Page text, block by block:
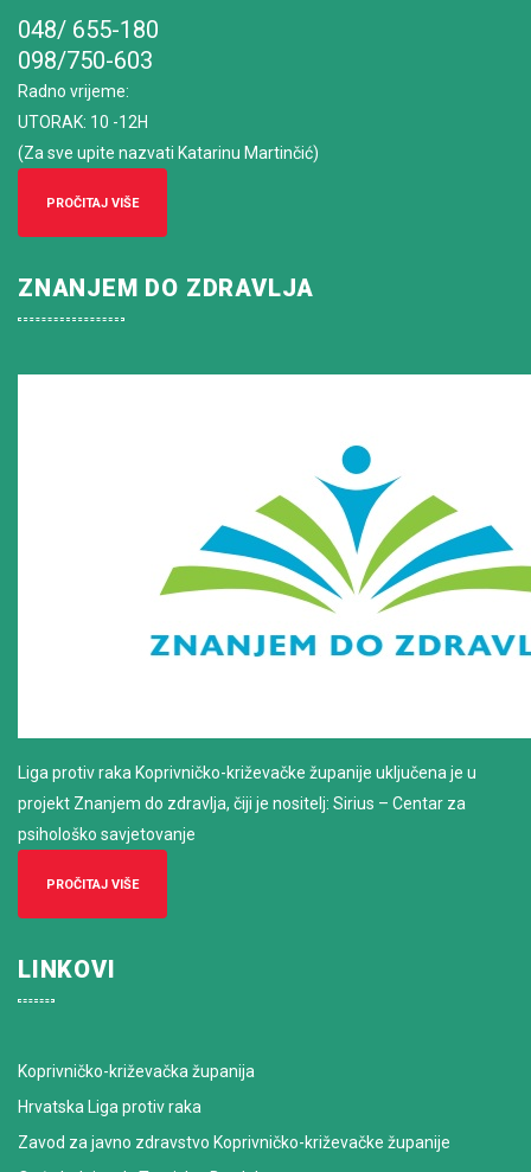
048/ 655-180
098/750-603
Radno vrijeme:
UTORAK: 10 -12H
(Za sve upite nazvati Katarinu Martinčić)
PROČITAJ VIŠE
ZNANJEM DO ZDRAVLJA
Liga protiv raka Koprivničko-križevačke županije uključena je u
projekt Znanjem do zdravlja, čiji je nositelj: Sirius – Centar za
psihološko savjetovanje
PROČITAJ VIŠE
LINKOVI
Koprivničko-križevačka županija
Hrvatska Liga protiv raka
Zavod za javno zdravstvo Koprivničko-križevačke županije